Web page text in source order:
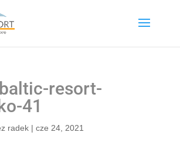
resort-
41
radek| cze 24, 2021